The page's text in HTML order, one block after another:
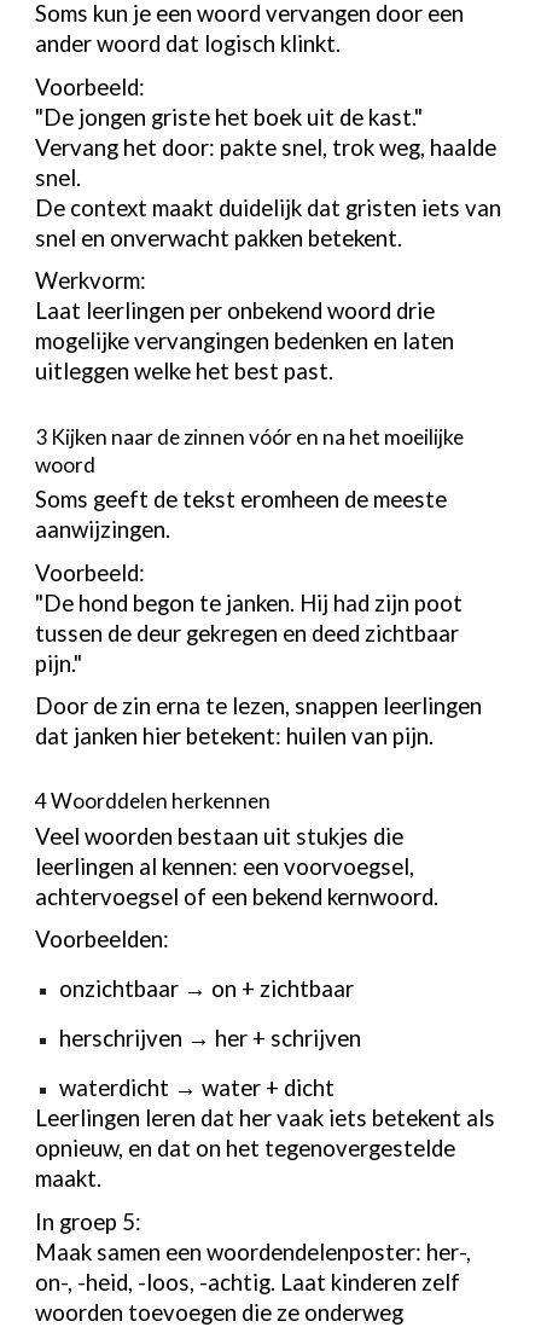
Soms kun je een woord vervangen door een
ander woord dat logisch klinkt.
Voorbeeld:
"De jongen griste het boek uit de kast."
Vervang het door: pakte snel, trok weg, haalde
snel.
De context maakt duidelijk dat gristen iets van
snel en onverwacht pakken betekent.
Werkvorm:
Laat leerlingen per onbekend woord drie
mogelijke vervangingen bedenken en laten
uitleggen welke het best past.
3 Kijken naar de zinnen vóór en na het moeilijke
woord
Soms geeft de tekst eromheen de meeste
aanwijzingen.
Voorbeeld:
"De hond begon te janken. Hij had zijn poot
tussen de deur gekregen en deed zichtbaar
pijn."
Door de zin erna te lezen, snappen leerlingen
dat janken hier betekent: huilen van pijn.
4 Woorddelen herkennen
Veel woorden bestaan uit stukjes die
leerlingen al kennen: een voorvoegsel,
achtervoegsel of een bekend kernwoord.
Voorbeelden:
onzichtbaar → on + zichtbaar
herschrijven → her + schrijven
waterdicht → water + dicht
Leerlingen leren dat her vaak iets betekent als
opnieuw, en dat on het tegenovergestelde
maakt.
In groep 5:
Maak samen een woordendelenposter: her-,
on-, -heid, -loos, -achtig. Laat kinderen zelf
woorden toevoegen die ze onderweg